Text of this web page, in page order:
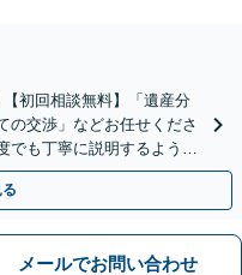
【初回相談無料】「遺産分
の交渉」などお任せくださ
でも丁寧に説明するよう心
日／電話相談可】
メールでお問い合わせ